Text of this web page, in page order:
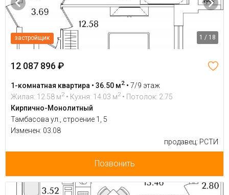
застройщик 1 / 18
12 087 896 ₽
1-комнатная квартира • 36.50 м2 • 7/9 этаж
Жилая: 12.58 м2 • Кухня: 14.03 м2 • Потолок: 2.75
Кирпично-Монолитный
Тамбасова ул., строение 1, 5
Изменен: 03.08
продавец: РСТИ
Позвонить